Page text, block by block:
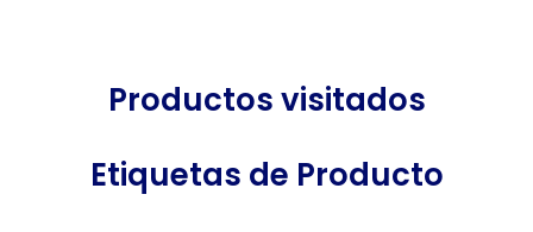
Productos visitados
Etiquetas de Producto